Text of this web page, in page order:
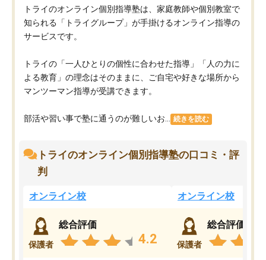
トライのオンライン個別指導塾は、家庭教師や個別教室で
知られる「トライグループ」が手掛けるオンライン指導の
サービスです。
トライの「一人ひとりの個性に合わせた指導」「人の力に
よる教育」の理念はそのままに、ご自宅や好きな場所から
マンツーマン指導が受講できます。
部活や習い事で塾に通うのが難しいお... 続きを読む
トライのオンライン個別指導塾の口コミ・評
判
オンライン校
保護者
総合評価
4.2
オンライン校
保護者
総合評価